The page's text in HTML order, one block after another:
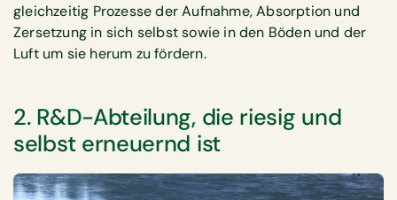
gleichzeitig Prozesse der Aufnahme, Absorption und
Zersetzung in sich selbst sowie in den Böden und der
Luft um sie herum zu fördern.
2. R&D-Abteilung, die riesig und
selbst erneuernd ist